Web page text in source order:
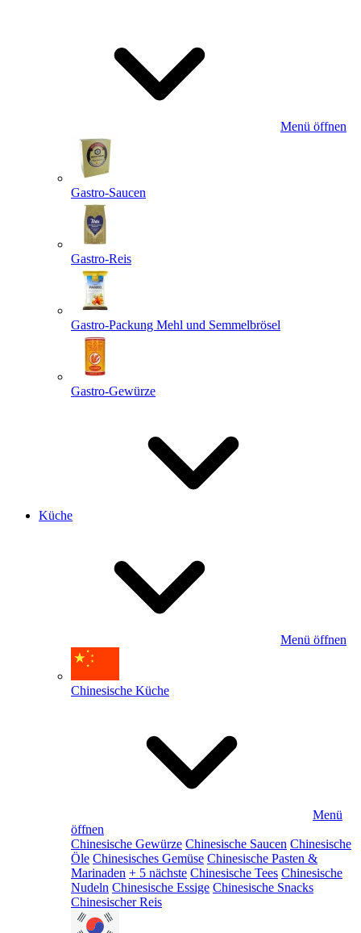
Menü öffnen
Gastro-Saucen
Gastro-Reis
Gastro-Packung Mehl und Semmelbrösel
Gastro-Gewürze
Küche
Menü öffnen
Chinesische Küche
Menü
öffnen
Chinesische Gewürze Chinesische Saucen Chinesische
Öle Chinesisches Gemüse Chinesische Pasten &
Marinaden + 5 nächste Chinesische Tees Chinesische
Nudeln Chinesische Essige Chinesische Snacks
Chinesischer Reis